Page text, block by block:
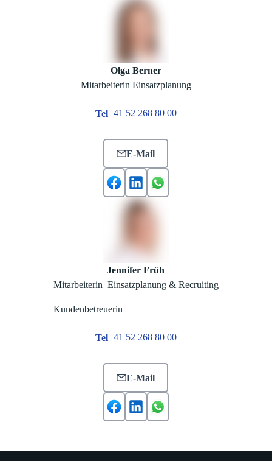
Olga Berner
Mitarbeiterin Einsatzplanung
Tel+41 52 268 80 00
E-Mail
Jennifer Früh
Mitarbeiterin Einsatzplanung & Recruiting
Kundenbetreuerin
Tel+41 52 268 80 00
E-Mail